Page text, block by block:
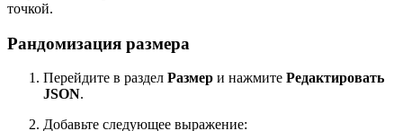
точкой.
Рандомизация размера
Перейдите в раздел Размер и нажмите Редактировать
JSON.
Добавьте следующее выражение: